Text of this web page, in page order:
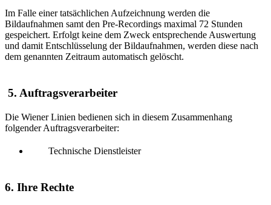
Im Falle einer tatsächlichen Aufzeichnung werden die
Bildaufnahmen samt den Pre-Recordings maximal 72 Stunden
gespeichert. Erfolgt keine dem Zweck entsprechende Auswertung
und damit Entschlüsselung der Bildaufnahmen, werden diese nach
dem genannten Zeitraum automatisch gelöscht.
5. Auftragsverarbeiter
Die Wiener Linien bedienen sich in diesem Zusammenhang
folgender Auftragsverarbeiter:
Technische Dienstleister
6. Ihre Rechte